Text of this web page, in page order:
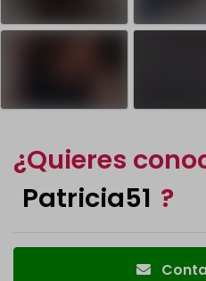
¿Quieres
Patricia51 ?